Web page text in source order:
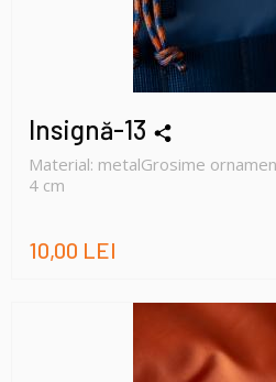
Insignă-13
Material: metalGrosime
4 cm
10,00 LEI